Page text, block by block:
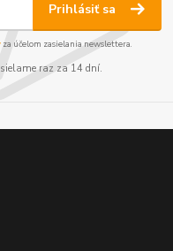
Prihlásiť sa
za účelom zasielania newslettera.
raz za 14 dní.